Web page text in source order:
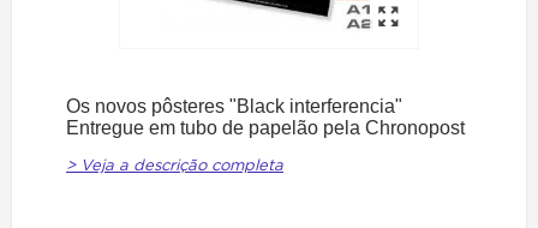
Os novos pôsteres "Black interferencia"
Entregue em tubo de papelão pela Chronopost
> Veja a descrição completa